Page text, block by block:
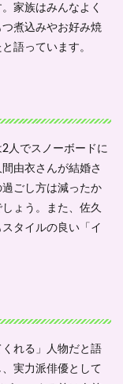
家族はみんなよく
煮込みやお好み焼
語っています。
人でスノーボードに
由衣さんが結婚さ
ごし方は減ったか
ょう。また、佐久
タイルの良い「イ
れる」人物だと語
実力派俳優として